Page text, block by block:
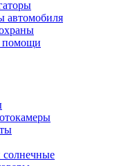
автомобиля
помощи
солнечные